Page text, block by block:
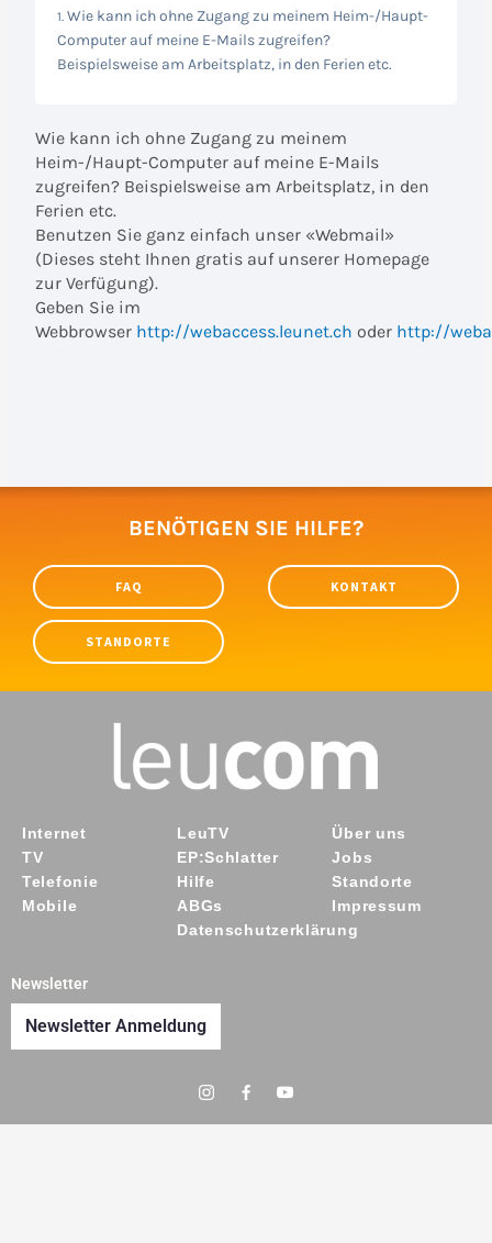
Wie kann ich ohne Zugang zu meinem Heim-/Haupt-
Computer auf meine E-Mails zugreifen?
Beispielsweise am Arbeitsplatz, in den Ferien etc.
Wie kann ich ohne Zugang zu meinem
Heim-/Haupt-Computer auf meine E-Mails
zugreifen? Beispielsweise am Arbeitsplatz, in den
Ferien etc.
Benutzen Sie ganz einfach unser «Webmail»
(Dieses steht Ihnen gratis auf unserer Homepage
zur Verfügung).
Geben Sie im
Webbrowser http://webaccess.leunet.ch oder http://
BENÖTIGEN SIE HILFE?
FAQ KONTAKT
STANDORTE
Internet
TV
Telefonie
Mobile
LeuTV
EP:Schlatter
Hilfe
ABGs
Datenschutzerklärung
Über uns
Jobs
Standorte
Impressum
Newsletter
Newsletter Anmeldung
o
t